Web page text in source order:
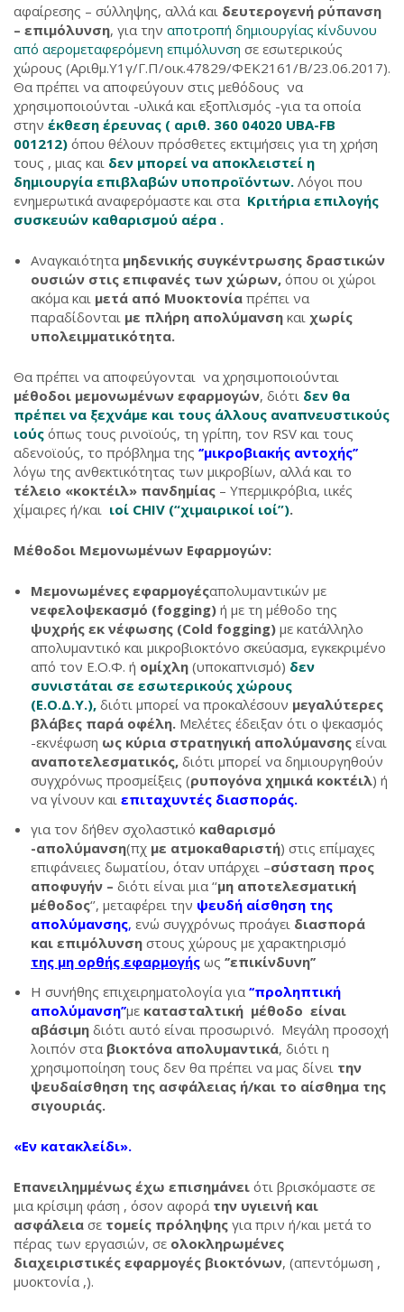
αφαίρεσης – σύλληψης, αλλά και δευτερογενή ρύπανση
– επιμόλυνση, για την αποτροπή δημιουργίας κίνδυνου
από αερομεταφερόμενη επιμόλυνση σε εσωτερικούς
χώρους (Αριθμ.Υ1γ/Γ.Π/οικ.47829/ΦΕΚ2161/Β/23.06.2017).
Θα πρέπει να αποφεύγουν στις μεθόδους να
χρησιμοποιούνται -υλικά και εξοπλισμός -για τα οποία
στην έκθεση έρευνας ( αριθ. 360 04020 UBA-FB
001212) όπου θέλουν πρόσθετες εκτιμήσεις για τη χρήση
τους , μιας και δεν μπορεί να αποκλειστεί η
δημιουργία επιβλαβών υποπροϊόντων. Λόγοι που
ενημερωτικά αναφερόμαστε και στα Κριτήρια επιλογής
συσκευών καθαρισμού αέρα .
Αναγκαιότητα μηδενικής συγκέντρωσης δραστικών
ουσιών στις επιφανές των χώρων, όπου οι χώροι
ακόμα και μετά από Μυοκτονία πρέπει να
παραδίδονται με πλήρη απολύμανση και χωρίς
υπολειμματικότητα.
Θα πρέπει να αποφεύγονται να χρησιμοποιούνται
μέθοδοι μεμονωμένων εφαρμογών, διότι δεν θα
πρέπει να ξεχνάμε και τους άλλους αναπνευστικούς
ιούς όπως τους ρινοϊούς, τη γρίπη, τον RSV και τους
αδενοϊούς, το πρόβλημα της ‘’μικροβιακής αντοχής’’
λόγω της ανθεκτικότητας των μικροβίων, αλλά και το
τέλειο «κοκτέιλ» πανδημίας – Υπερμικρόβια, ιικές
χίμαιρες ή/και ιοί CHIV (“χιμαιρικοί ιοί”).
Μέθοδοι Μεμονωμένων Εφαρμογών:
Μεμονωμένες εφαρμογέςαπολυμαντικών με
νεφελοψεκασμό (fogging) ή με τη μέθοδο της
ψυχρής εκ νέφωσης (Cold fogging) με κατάλληλο
απολυμαντικό και μικροβιοκτόνο σκεύασμα, εγκεκριμένο
από τον Ε.Ο.Φ. ή ομίχλη (υποκαπνισμό) δεν
συνιστάται σε εσωτερικούς χώρους
(Ε.Ο.Δ.Υ.), διότι μπορεί να προκαλέσουν μεγαλύτερες
βλάβες παρά οφέλη. Μελέτες έδειξαν ότι ο ψεκασμός
-εκνέφωση ως κύρια στρατηγική απολύμανσης είναι
αναποτελεσματικός, διότι μπορεί να δημιουργηθούν
συγχρόνως προσμείξεις (ρυπογόνα χημικά κοκτέιλ) ή
να γίνουν και επιταχυντές διασποράς.
για τον δήθεν σχολαστικό καθαρισμό
-απολύμανση(πχ με ατμοκαθαριστή) στις επίμαχες
επιφάνειες δωματίου, όταν υπάρχει –σύσταση προς
αποφυγήν – διότι είναι μια ‘‘μη αποτελεσματική
μέθοδος‘’, μεταφέρει την ψευδή αίσθηση της
απολύμανσης, ενώ συγχρόνως προάγει διασπορά
και επιμόλυνση στους χώρους με χαρακτηρισμό
της μη ορθής εφαρμογής ως ‘’επικίνδυνη’’
Η συνήθης επιχειρηματολογία για ‘‘προληπτική
απολύμανση’’με κατασταλτική μέθοδο είναι
αβάσιμη διότι αυτό είναι προσωρινό. Μεγάλη προσοχή
λοιπόν στα βιοκτόνα απολυμαντικά, διότι η
χρησιμοποίηση τους δεν θα πρέπει να μας δίνει την
ψευδαίσθηση της ασφάλειας ή/και το αίσθημα της
σιγουριάς.
«Εν κατακλείδι».
Επανειλημμένως έχω επισημάνει ότι βρισκόμαστε σε
μια κρίσιμη φάση , όσον αφορά την υγιεινή και
ασφάλεια σε τομείς πρόληψης για πριν ή/και μετά το
πέρας των εργασιών, σε ολοκληρωμένες
διαχειριστικές εφαρμογές βιοκτόνων, (απεντόμωση ,
μυοκτονία ,).